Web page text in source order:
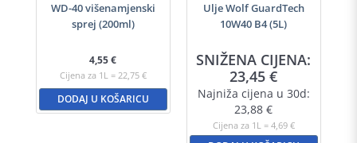
WD-40 višenamjenski
sprej (200ml)
4,55€
Cijena za 1L = 22,75 €
DODAJ U KOŠARICU
Ulje Wolf GuardTech
10W40 B4 (5L)
SNIŽENA CIJENA:
23,45€
Najniža cijena u 30d:
23,88€
Cijena za 1L = 4,69 €